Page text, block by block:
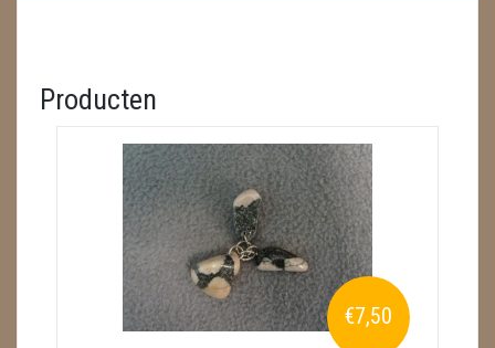
CADEAUBONNEN
GEODE 'S / STANDAARDS
Producten
€7,50